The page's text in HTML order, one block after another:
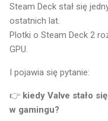
Steam Deck stał się
ostatnich lat.
Plotki o Steam Deck 2
GPU.
I pojawia się pytanie:
👉 kiedy Valve stało
w gamingu?